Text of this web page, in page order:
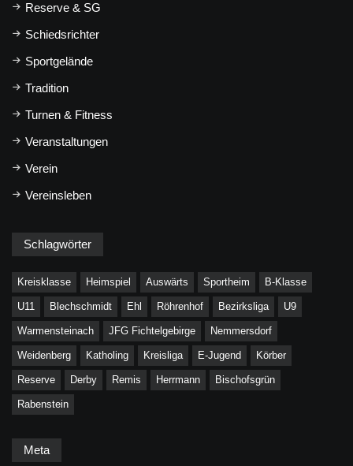
Reserve & SG
Schiedsrichter
Sportgelände
Tradition
Turnen & Fitness
Veranstaltungen
Verein
Vereinsleben
Schlagwörter
Kreisklasse Heimspiel Auswärts Sportheim B-Klasse
U11 Blechschmidt Ehl Röhrenhof Bezirksliga U9
Warmensteinach JFG Fichtelgebirge Nemmersdorf
Weidenberg Katholing Kreisliga E-Jugend Körber
Reserve Derby Remis Herrmann Bischofsgrün
Rabenstein
Meta